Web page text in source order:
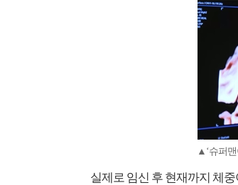
▲‘슈퍼맨
실제로 임신 후 현재까지 체